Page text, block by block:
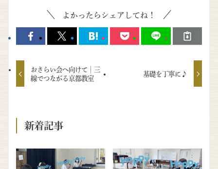
よかったらシェアしてね！
おさらい会へ向けて│三
線でつながる京都教室
基礎を丁寧に♪
新着記事